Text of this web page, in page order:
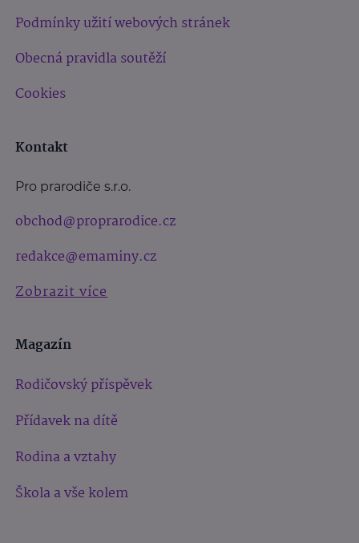
Podmínky užití webových stránek
Obecná pravidla soutěží
Cookies
Kontakt
Pro prarodiče s.r.o.
obchod@proprarodice.cz
redakce@emaminy.cz
Zobrazit více
Magazín
Rodičovský příspěvek
Přídavek na dítě
Rodina a vztahy
Škola a vše kolem